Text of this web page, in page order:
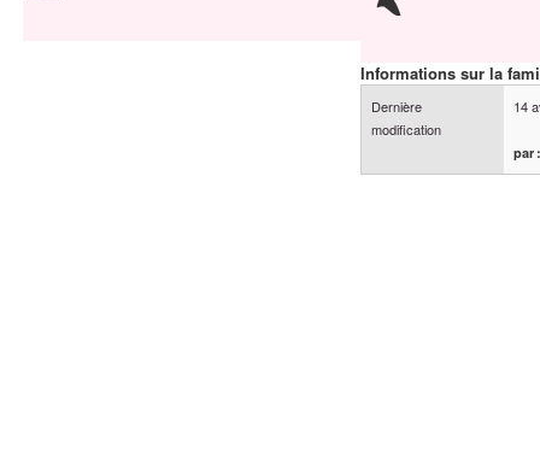
Informations sur la
Dernière
modification
14
par